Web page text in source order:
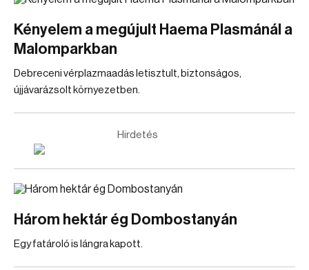
Kényelem a megújult Haema Plasmánál a
Malomparkban
Debreceni vérplazmaadás letisztult, biztonságos,
újjávarázsolt környezetben.
Hirdetés
Három hektár ég Dombostanyán
Egy fatároló is lángra kapott.